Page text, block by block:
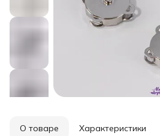
О товаре Характеристики